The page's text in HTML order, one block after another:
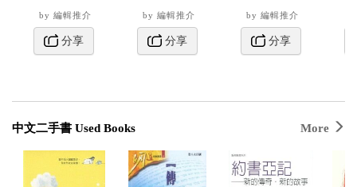
by 編輯推介
分享
by 編輯推介
分享
by 編輯推介
分享
中文二手書 Used Books More